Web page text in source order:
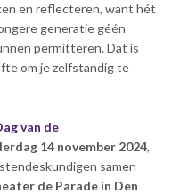
en reflecteren, want hét
generatie géén
permitteren. Dat is
om je zelfstandig te
van de
14 november 2024,
samen
de Parade in Den